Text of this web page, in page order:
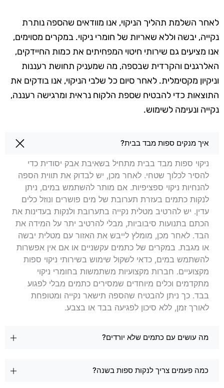
לאחר השלמת תהליך הניקוי, אנו מוודאים שהספה נותרת
נקייה, יבשה וללא שאריות של חומרי ניקוי. במקרים מסוימים,
אנו מציעים גם שירותי חיטוי המפחיתים את כמות החיידקים,
האלרגנים והקרדית שבספה, מה שמעניק תחושת רעננות
וניקיון מקסימלית. לאחר סיום כל שלבי הניקוי, אנו בודקים את
התוצאות כדי להבטיח שספת הלקוח נראית ומרגישה רעננה,
נקייה ונעימה לשימוש.
שאלות בנושא ניקוי ספות ביקנעם עילית
איך מנקים ספות מבד בבית?
ניקוי ספות מבד בבית מתחיל בשאיבת אבק יסודית כדי
להסיר לכלוך שטחי. לאחר מכן, יש לבדוק את תווית הספה
להנחיות ניקוי ספציפיות. אם מותר להשתמש במים, ניתן
לנקות כתמים בעזרת תערובת של מים פושרים ונוזל כלים
עדין. יש להרטיב מטלית נקייה בתערובת ולנקות בעדינות את
הכתם בתנועות סיבוביות, מבלי להרטיב יתר על המידה את
הבד. לאחר מכן, מומלץ לייבש את האזור עם מטלית יבשה
או מגבת. במקרים של כתמים עקשניים או אם אין אפשרות
להשתמש במים, כדאי לשקול שימוש בשירותי ניקוי ספות
מקצועיים. חברות מקצועיות משתמשות בחומרי ניקוי
מתקדמים וכלים מיוחדים שמסירים כתמים מבלי לפגוע
בבד. כך ניתן להבטיח שהספה תישאר נקייה ומטופחת
לאורך זמן, ללא סיכון לפגיעה בבד או בצבע.
מה עושים עם כתמים שלא יורדים?
כמה פעמים צריך לנקות ספות בשנה?